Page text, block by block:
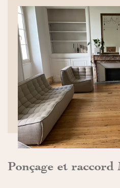
Ponçage et raccord